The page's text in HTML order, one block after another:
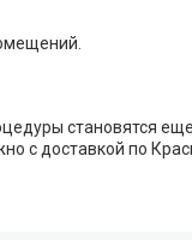
становятся
с доставкой по